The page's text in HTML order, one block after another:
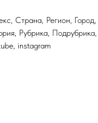
Страна, Регион,
Рубрика,
instagram